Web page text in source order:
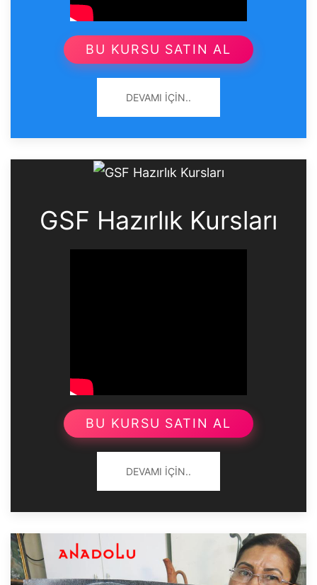
BU KURSU SATIN AL
DEVAMI İÇIN..
GSF Hazırlık Kursları
BU KURSU SATIN AL
DEVAMI İÇIN..